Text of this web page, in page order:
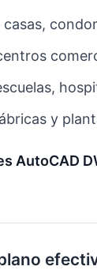
casas,
y
AutoCAD